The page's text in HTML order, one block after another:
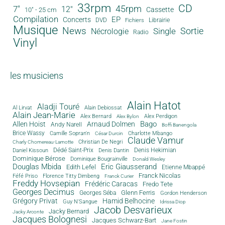
7" 10" - 25 cm 12" 33rpm 45rpm Cassette CD
Compilation Concerts DVD EP Fichiers Librairie
Musique News Nécrologie Radio Single Sortie
Vinyl
les musiciens
Al Lirvat Aladji Touré Alain Debiossat Alain Hatot
Alain Jean-Marie Alex Bernard Alex Bylon Alex Perdigon
Allen Hoist Andy Narell Arnaud Dolmen Bago Boffi Banengola
Brice Wassy Camille Sopran'n César Durcin Charlotte Mbango
Charly Chomereau-Lamotte Christian De Negri Claude Vamur
Daniel Kissoun Dédé Saint-Prix Denis Dantin Denis Hekimian
Dominique Bérose Dominique Bougrainville Donald Wesley
Douglas Mbida Edith Lefel Eric Giausserand Etienne Mbappé
Féfé Priso Florence Titty Dimbeng Franck Curier Franck Nicolas
Freddy Hovsepian Frédéric Caracas Fredo Tete
Georges Decimus Georges Séba Glenn Ferris Gordon Henderson
Grégory Privat Guy N'Sangue Hamid Belhocine
Idrissa Diop
Jacky Arconte
Jacky Bernard Jacob Desvarieux
Jacques Bolognesi Jacques Schwarz-Bart Jane Fostin